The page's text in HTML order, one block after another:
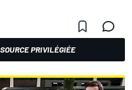
PRIVILÉGIÉE